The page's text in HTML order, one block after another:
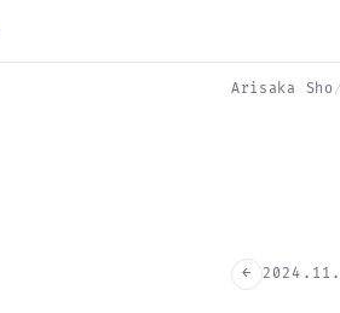
Arisaka Sho
←